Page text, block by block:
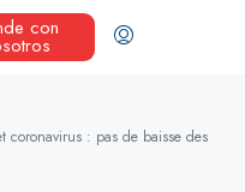
con
coronavirus : pas de baisse des